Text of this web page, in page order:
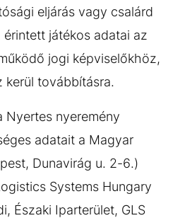
eljárás vagy csalárd
játékos adatai az
jogi képviselőkhöz,
kerül továbbításra.
nyeremény
adatait a Magyar
Dunavirág u. 2-6.)
Systems Hungary
Északi Iparterület, GLS